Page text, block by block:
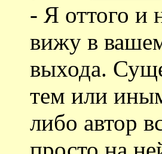
- Я оттого и
вижу в
выхода.
тем или
либо автор